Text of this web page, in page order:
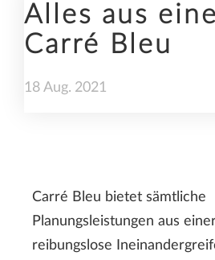
Alles aus
Carré Bleu
18 Aug. 2021
Carré Bleu bietet sämtliche
Planungsleistungen aus
reibungslose